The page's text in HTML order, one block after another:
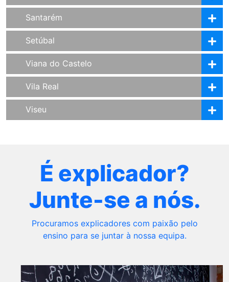
Santarém
Setúbal
Viana do Castelo
Vila Real
Viseu
É explicador?
Junte-se a nós.
Procuramos explicadores com paixão pelo
ensino para se juntar à nossa equipa.